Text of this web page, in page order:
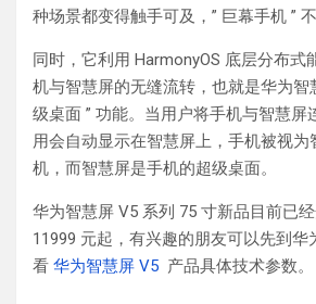
种场景都变得触手可及，” 巨幕手机 ” 不
同时，它利用 HarmonyOS 底层分布式
机与智慧屏的无缝流转，也就是华为智
级桌面 ” 功能。当用户将手机与智慧屏
用会自动显示在智慧屏上，手机被视为
机，而智慧屏是手机的超级桌面。
华为智慧屏 V5 系列 75 寸新品目前已
11999 元起，有兴趣的朋友可以先到华
看 华为智慧屏 V5 产品具体技术参数。